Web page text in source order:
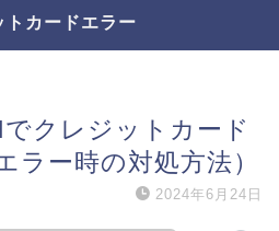
トカードエラー
クレジットカード
ラー時の対処方法）
2024年6月24日